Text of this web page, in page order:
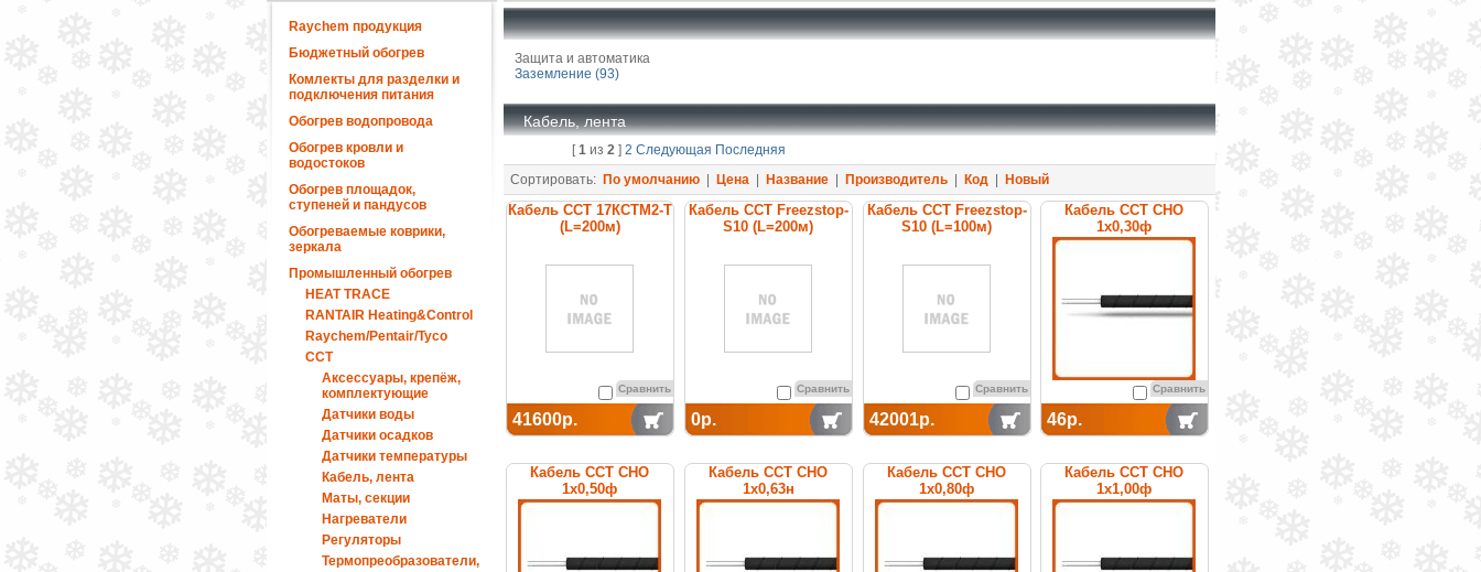
Raychem продукция
Бюджетный обогрев
Комлекты для разделки и
подключения питания
Обогрев водопровода
Обогрев кровли и
водостоков
Обогрев площадок,
ступеней и пандусов
Обогреваемые коврики,
зеркала
Промышленный обогрев
HEAT TRACE
RANTAIR Heating&Control
Raychem/Pentair/Tyco
ССТ
Аксессуары, крепёж,
комплектующие
Датчики воды
Датчики осадков
Датчики температуры
Кабель, лента
Маты, секции
Нагреватели
Регуляторы
Термопреобразователи,
Защита и автоматика
Заземление (93)
Кабель, лента
[1из 2] 2 Следующая Последняя
Сортировать: По умолчанию| Цена| Название| Производитель| Код| Новый
Кабель ССТ 17КСТМ2-Т
(L=200м)
Сравнить
41600р.
Кабель ССТ Freezstop-
S10 (L=200м)
Сравнить
0р.
Кабель ССТ Freezstop-
S10 (L=100м)
Сравнить
42001р.
Кабель ССТ СНО
1х0,30ф
нагревательный
Сравнить
46р.
Кабель ССТ СНО
1х0,50ф
нагревательный
Кабель ССТ СНО
1х0,63н
нагревательный
Кабель ССТ СНО
1х0,80ф
нагревательный
Кабель ССТ СНО
1х1,00ф
нагревательный